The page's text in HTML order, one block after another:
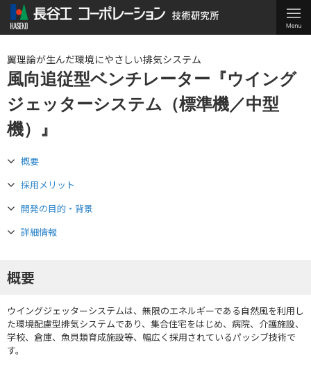
翼理論が生んだ環境にやさしい排気システム
風向追従型ベンチレーター『ウイング
ジェッターシステム（標準機／中型
機）』
概要
採用メリット
開発の目的・背景
詳細情報
概要
ウイングジェッターシステムは、無限のエネルギーである自然風を利用し
た環境配慮型排気システムであり、集合住宅をはじめ、病院、介護施設、
学校、倉庫、魚貝類育成施設等、幅広く採用されているパッシブ技術で
す。